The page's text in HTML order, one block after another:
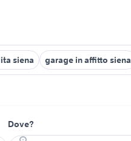
siena garage in affitto siena
Dove?